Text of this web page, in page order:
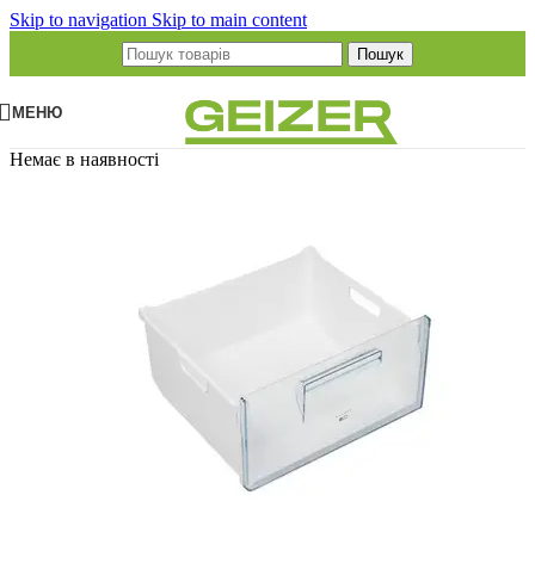
Skip to navigation Skip to main content
Пошук
МЕНЮ
Немає в наявності